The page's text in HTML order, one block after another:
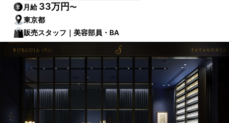
月給33万円〜
東京都
販売スタッフ｜美容部員・BA